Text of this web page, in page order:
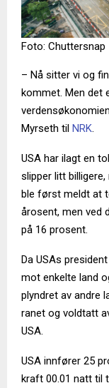
Foto: Chuttersnap
– Nå sitter vi og
kommet. Men det
Myrseth til NRK.
USA har ilagt en
slipper litt
ble først meldt at
årosent, men ved
på 16 prosent.
Da USAs president
mot enkelte land
plyndret av andre
ranet og voldtatt
USA.
USA innfører 25
kraft 00.01 natt til